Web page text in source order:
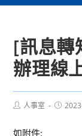
[訊息轉
辦理線
Post人事室
Post
如附件: